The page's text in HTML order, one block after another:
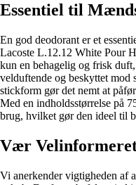
Essentiel til
En god deodorant er et
Lacoste L.12.12 White Pour
kun en behagelig og frisk
velduftende og beskyttet mod
stickform gør det nemt at
Med en indholdsstørrelse på
brug, hvilket gør den ideel til
Vær
Vi anerkender vigtigheden af